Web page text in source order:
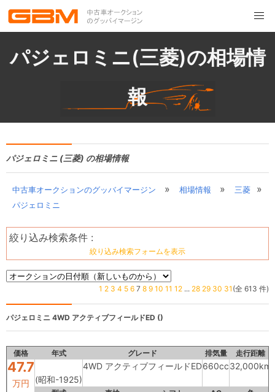
パジェロミニ(三菱)の相場情
報
パジェロミニ (三菱) の相場情報
中古車オークションのグッバイマージン » 相場情報 » 三菱 »
パジェロミニ
絞り込み検索条件 :
絞り込み検索フォームを表示
1 2 3 4 5 6 7 8 9 10 11 12 ... 28 29 30 31 (全 613 件)
パジェロミニ 4WD アクティブフィールドED ()
価格 年式 グレード 排気量 走行距離
47.7
万円 (昭和-1925)
4WD アクティブフィールドED660cc32,000km